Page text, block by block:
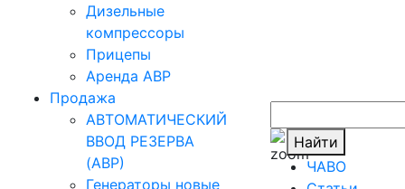
Дизельные
компрессоры
Прицепы
Аренда АВР
Продажа
АВТОМАТИЧЕСКИЙ
ВВОД РЕЗЕРВА
(АВР)
Генераторы новые
Найти
ЧАВО